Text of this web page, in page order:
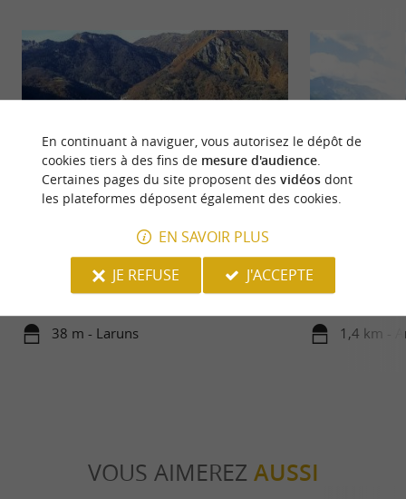
Laruns est une destination exceptionnelle qui
vaut le détour. Situé au cœur de la vallée d'Ossau,
dans les ...
38 m - Laruns
L'expérience
activités outdoor
des ...
1,4 km -
VOUS AIMEREZ AUSSI
En continuant à naviguer, vous autorisez le dépôt de
cookies tiers à des fins de mesure d'audience.
Certaines pages du site proposent des vidéosdont
les plateformes déposent également des cookies.
EN SAVOIR PLUS
JE REFUSE
J'ACCEPTE